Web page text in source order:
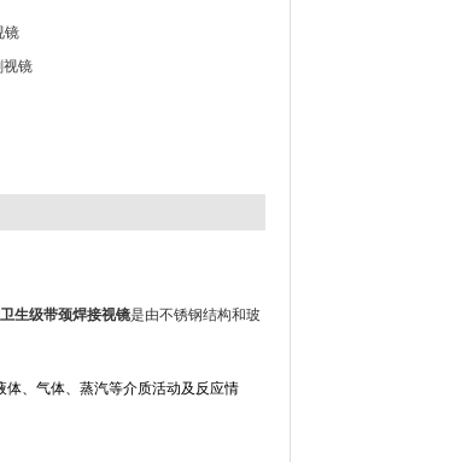
镜
视镜
生级带颈焊接视镜是由不锈钢结构和玻
、气体、蒸汽等介质活动及反应情